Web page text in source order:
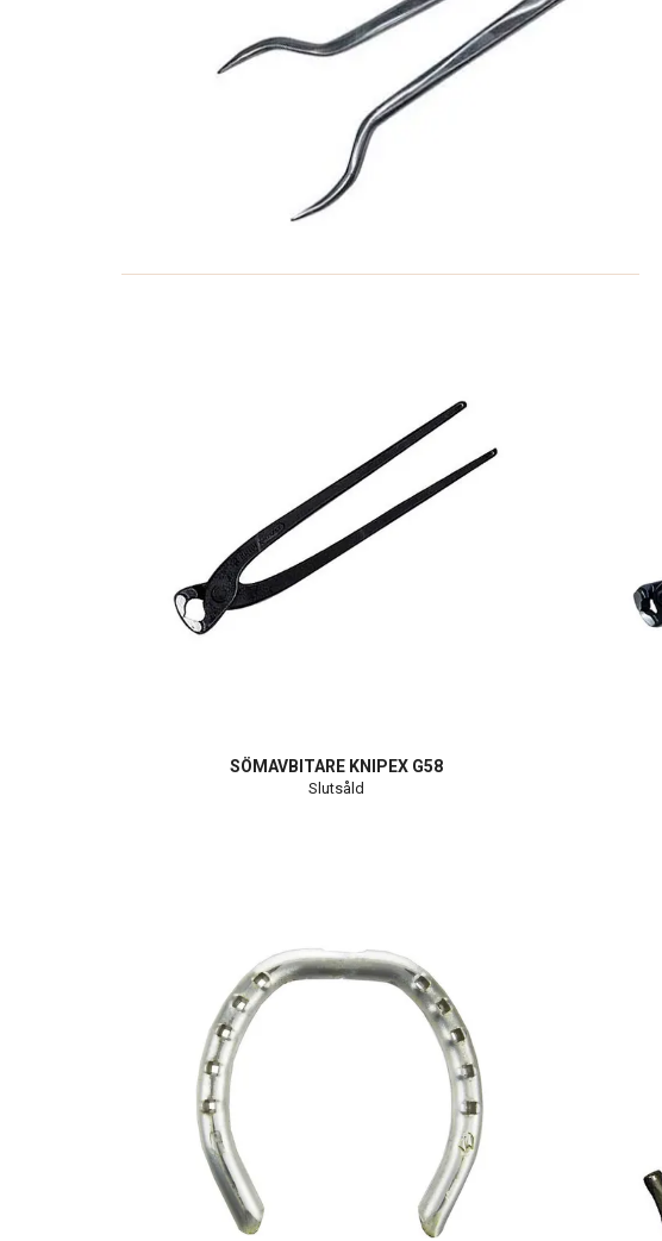
SÖMAVBITARE KNIPEX G58
Slutsåld